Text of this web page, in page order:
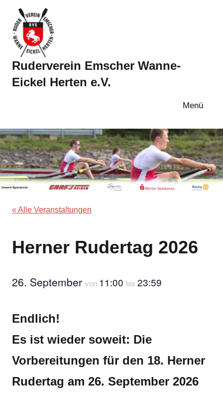
Inhalt
springen
Ruderverein Emscher Wanne-
Eickel Herten e.V.
Menü
« Alle Veranstaltungen
Herner Rudertag 2026
26. September von 11:00 bis 23:59
Endlich!
Es ist wieder soweit: Die
Vorbereitungen für den 18. Herner
Rudertag am 26. September 2026